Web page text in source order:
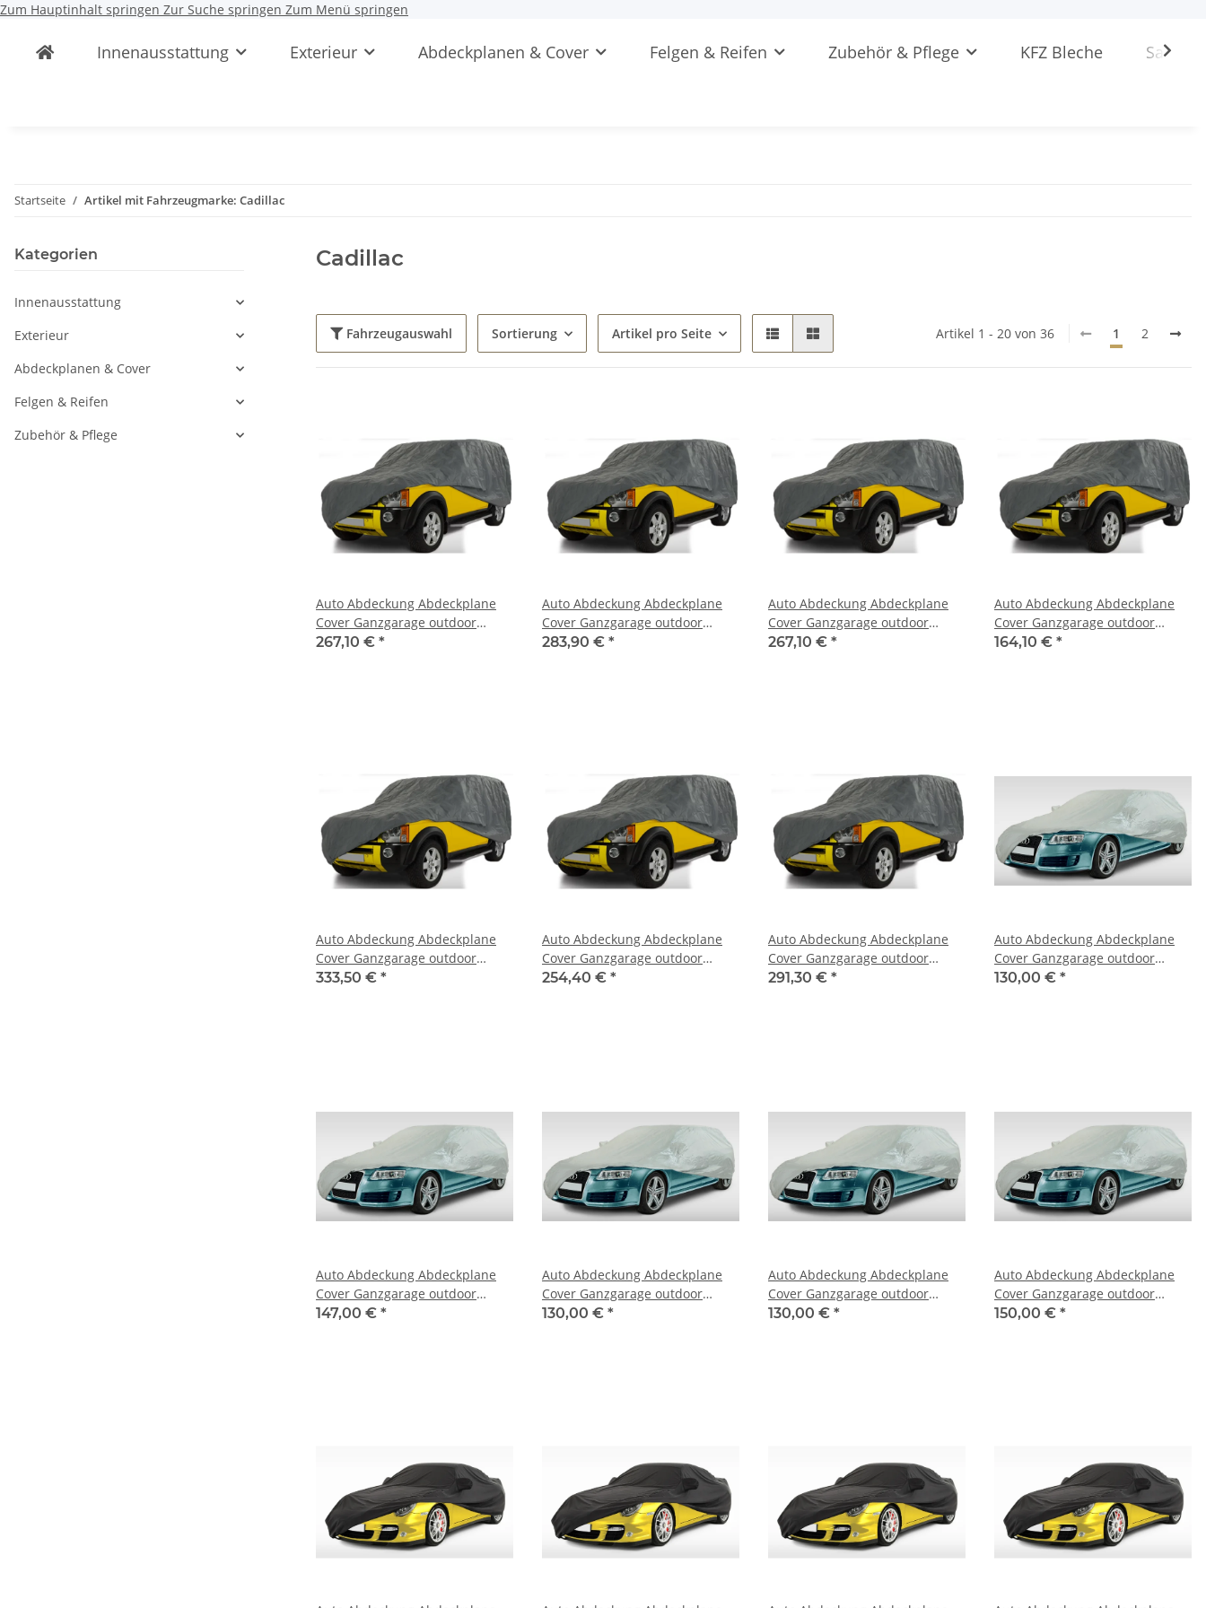
Zum Hauptinhalt springen Zur Suche springen Zum Menü springen
Innenausstattung Exterieur Abdeckplanen & Cover Felgen & Reifen Zubehör & Pflege KFZ Bleche
Startseite Artikel mit Fahrzeugmarke: Cadillac
Cadillac
Fahrzeugauswahl Sortierung Artikel pro Seite Artikel 1 - 20 von 36 1 2
Auto Abdeckung Abdeckplane
Cover Ganzgarage outdoor
stormforce für Cadillac BLS
267,10 € *
Auto Abdeckung Abdeckplane
Cover Ganzgarage outdoor
stormforce für Cadillac BLS
283,90 € *
Auto Abdeckung Abdeckplane
Cover Ganzgarage outdoor
stormforce für Cadillac CTS
267,10 € *
Auto Abdeckung Abdeckplane
Cover Ganzgarage outdoor
stormforce für Cadillac Escalade
164,10 € *
Auto Abdeckung Abdeckplane
Cover Ganzgarage outdoor
stormforce für Cadillac Escalade
333,50 € *
Auto Abdeckung Abdeckplane
Cover Ganzgarage outdoor
stormforce für Cadillac Seville
254,40 € *
Auto Abdeckung Abdeckplane
Cover Ganzgarage outdoor
stormforce für Cadillac SRX
291,30 € *
Auto Abdeckung Abdeckplane
Cover Ganzgarage outdoor
Voyager für Cadillac BLS 2005-
130,00 € *
Auto Abdeckung Abdeckplane
Cover Ganzgarage outdoor
Voyager für Cadillac Coupe de
147,00 € *
Auto Abdeckung Abdeckplane
Cover Ganzgarage outdoor
Voyager für Cadillac CTS
130,00 € *
Auto Abdeckung Abdeckplane
Cover Ganzgarage outdoor
Voyager für Cadillac Seville
130,00 € *
Auto Abdeckung Abdeckplane
Cover Ganzgarage outdoor
Voyager für Cadillac SRX
150,00 € *
Kategorien
Innenausstattung
Exterieur
Abdeckplanen & Cover
Felgen & Reifen
Zubehör & Pflege